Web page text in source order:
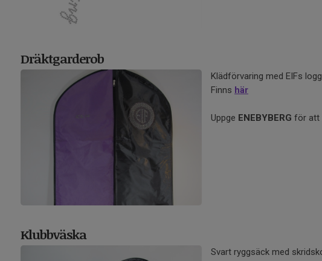
Dräktgarderob
Klädförvaring med EIFs
Finns här
Uppge ENEBYBERG för att
Klubbväska
Svart ryggsäck med